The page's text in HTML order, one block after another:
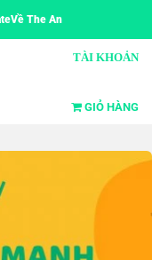
Về The An
TÀI KHOẢN
GIỎ HÀNG